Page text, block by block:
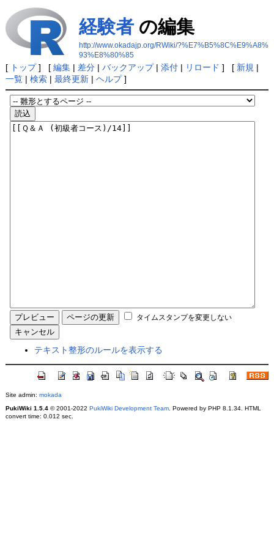
経験者の編集
http://www.okadajp.org/RWiki/?%E7%B5%8C%E9%A8%
93%E8%80%85
[ トップ] [ 編集| 差分| バックアップ| 添付| リロード ] [ 新規 |
一覧| 検索| 最終更新| ヘルプ]
タイムスタンプを変更しない
テキスト整形のルールを表示する
Site admin: mokada
PukiWiki 1.5.4© 2001-2022 PukiWiki Development Team. Powered by PHP 8.1.34. HTML
convert time: 0.012 sec.